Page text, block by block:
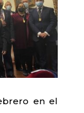
en el